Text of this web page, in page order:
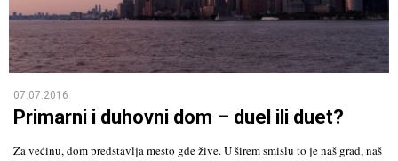
07.07.2016
Primarni i duhovni dom – duel ili duet?
Za većinu, dom predstavlja mesto gde žive. U širem smislu to je naš grad, naš